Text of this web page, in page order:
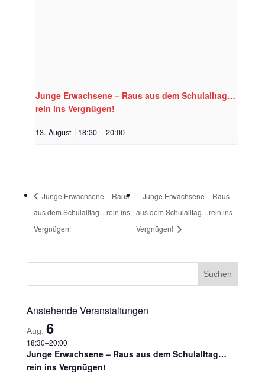
Junge Erwachsene – Raus aus dem Schulalltag…
rein ins Vergnügen!
13. August | 18:30 – 20:00
Junge Erwachsene – Raus
aus dem Schulalltag…rein ins
Vergnügen!
Junge Erwachsene – Raus
aus dem Schulalltag…rein ins
Vergnügen!
Anstehende Veranstaltungen
Aug. 6
18:30–20:00
Junge Erwachsene – Raus aus dem Schulalltag…
rein ins Vergnügen!